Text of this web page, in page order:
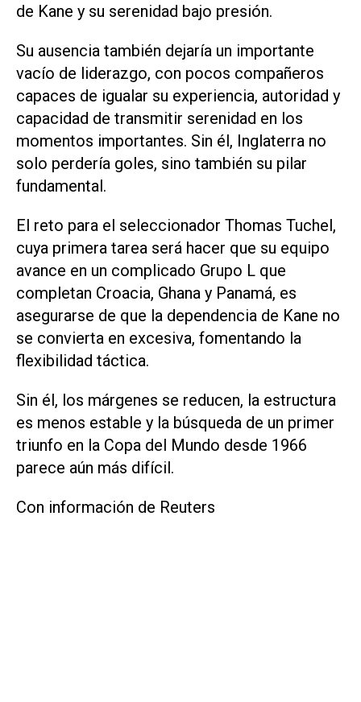
de Kane y su serenidad bajo presión.
Su ausencia también dejaría un importante
vacío de liderazgo, con pocos compañeros
capaces de igualar su experiencia, autoridad y
capacidad de ‌transmitir serenidad en los
momentos importantes. Sin él, Inglaterra no
solo perdería goles, sino también su pilar
fundamental.
El reto para el seleccionador Thomas Tuchel,
cuya primera tarea será hacer que ‌su equipo
avance en ⁠un complicado Grupo L que
completan Croacia, Ghana y Panamá, es
asegurarse de que la dependencia de Kane no
se convierta en ​excesiva, fomentando la
flexibilidad táctica.
Sin él, los márgenes se reducen, la estructura
es menos estable y la búsqueda de un primer
triunfo en la Copa del Mundo desde 1966
parece aún más difícil.
Con información de Reuters